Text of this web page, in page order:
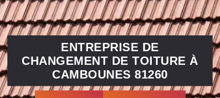
ENTREPRISE DE
CHANGEMENT DE TOITURE À
CAMBOUNES 81260